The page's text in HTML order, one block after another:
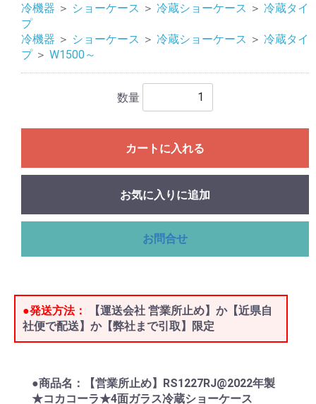
冷機器 ＞ ショーケース ＞ 冷蔵ショーケース ＞ 冷蔵タイ
プ
冷機器 ＞ ショーケース ＞ 冷蔵ショーケース ＞ 冷蔵タイ
プ ＞ W1500～
数量
カートに入れる
お気に入りに追加
お問合せ
●発送方法：
【運送会社 営業所止め】か【近県自
社便で配送】か【弊社まで引取】限定
●商品名：【営業所止め】RS1227RJ@2022年製
★コカコーラ★4面ガラス冷蔵ショーケース